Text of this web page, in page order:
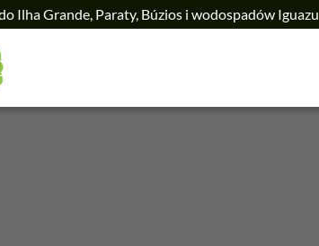
Ilha Grande, Paraty, Búzios i wodospadów Iguazu